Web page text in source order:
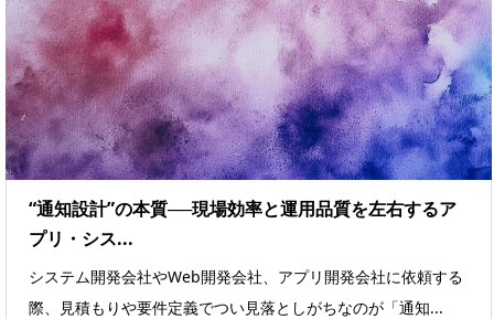
“通知設計”の本質──現場効率と運用品質を左右するア
プリ・シス...
システム開発会社やWeb開発会社、アプリ開発会社に依頼する
際、見積もりや要件定義でつい見落としがちなのが「通知...